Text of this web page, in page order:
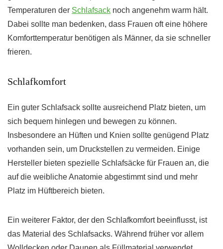
Temperaturen der Schlafsack noch angenehm warm hält.
Dabei sollte man bedenken, dass Frauen oft eine höhere
Komforttemperatur benötigen als Männer, da sie schneller
frieren.
Schlafkomfort
Ein guter Schlafsack sollte ausreichend Platz bieten, um
sich bequem hinlegen und bewegen zu können.
Insbesondere an Hüften und Knien sollte genügend Platz
vorhanden sein, um Druckstellen zu vermeiden. Einige
Hersteller bieten spezielle Schlafsäcke für Frauen an, die
auf die weibliche Anatomie abgestimmt sind und mehr
Platz im Hüftbereich bieten.
Ein weiterer Faktor, der den Schlafkomfort beeinflusst, ist
das Material des Schlafsacks. Während früher vor allem